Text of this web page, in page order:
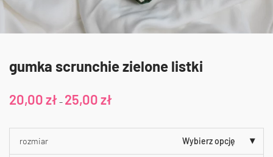
gumka scrunchie zielone listki
20,00zł– 25,00zł
rozmiar Wybierz opcję